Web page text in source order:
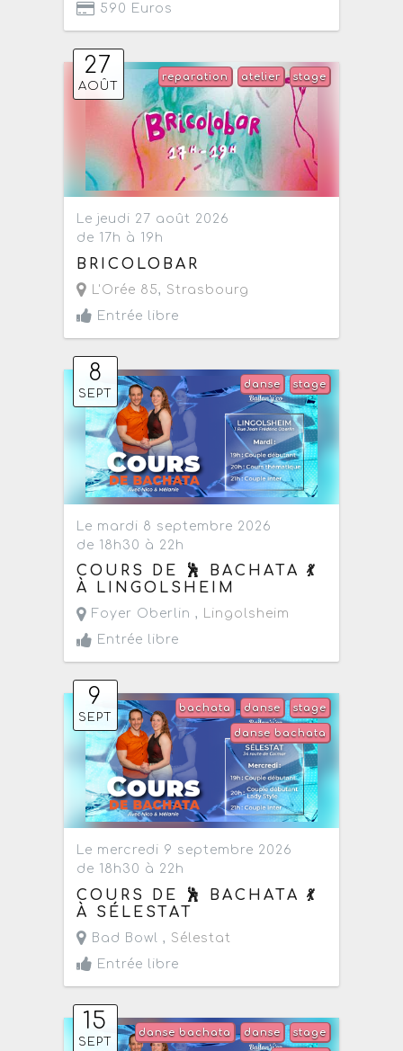
590 Euros
27
AOÛT
stage
atelier
reparation
Le jeudi 27 août 2026
de 17h à 19h
BRICOLOBAR
L'Orée 85, Strasbourg
Entrée libre
8
SEPT
stage
danse
Le mardi 8 septembre 2026
de 18h30 à 22h
COURS DE 🕺 BACHATA 💃
À LINGOLSHEIM
Foyer Oberlin , Lingolsheim
Entrée libre
9
SEPT
stage
danse
bachata
danse bachata
Le mercredi 9 septembre 2026
de 18h30 à 22h
COURS DE 🕺 BACHATA 💃
À SÉLESTAT
Bad Bowl , Sélestat
Entrée libre
15
SEPT
stage
danse
danse bachata